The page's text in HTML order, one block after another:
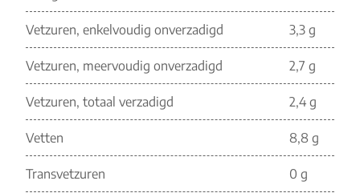
Vetzuren, enkelvoudig onverzadigd 3,3 g
Vetzuren, meervoudig onverzadigd 2,7 g
Vetzuren, totaal verzadigd 2,4 g
Vetten 8,8 g
Transvetzuren 0 g